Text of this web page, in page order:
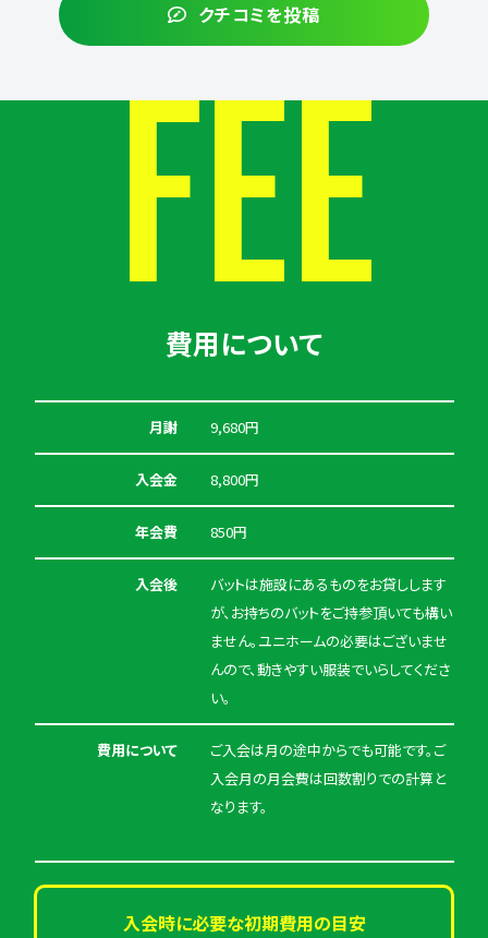
クチコミを投稿
FEE
費用について
月謝 9,680円
入会金 8,800円
年会費 850円
入会後
バットは施設にあるものをお貸しします
が、お持ちのバットをご持参頂いても構い
ません。ユニホームの必要はございませ
んので、動きやすい服装でいらしてくださ
い。
費用について
ご入会は月の途中からでも可能です。ご
入会月の月会費は回数割りでの計算と
なります。
入会時に必要な初期費用の目安